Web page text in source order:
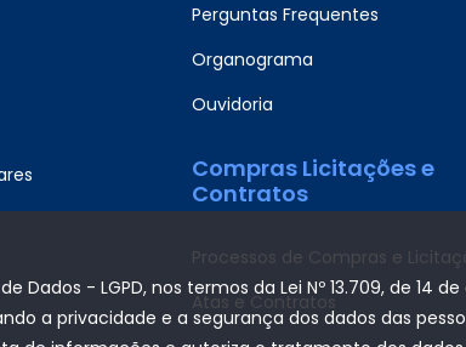
Perguntas Frequentes
Organograma
Ouvidoria
Compras Licitações e
Contratos
Processos de Compras e
Atas e Contratos
- LGPD, nos termos da Lei Nº 13.709, de 14
a privacidade e a segurança dos dados das